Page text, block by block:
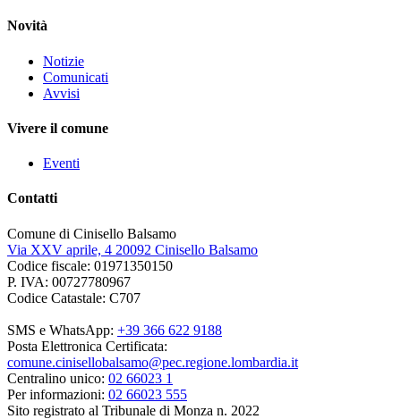
Novità
Notizie
Comunicati
Avvisi
Vivere il comune
Eventi
Contatti
Comune di Cinisello Balsamo
Via XXV aprile, 4 20092 Cinisello Balsamo
Codice fiscale: 01971350150
P. IVA: 00727780967
Codice Catastale: C707
SMS e WhatsApp: +39 366 622 9188
Posta Elettronica Certificata:
comune.cinisellobalsamo@pec.regione.lombardia.it
Centralino unico: 02 66023 1
Per informazioni: 02 66023 555
Sito registrato al Tribunale di Monza n. 2022